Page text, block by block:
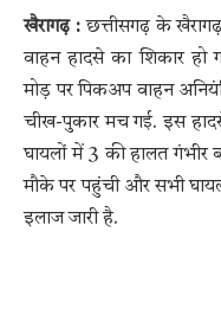
खैरागढ़ :छत्तीसगढ़ के
वाहन हादसे का शिकार हो
मोड़ पर पिकअप वाहन
चीख-पुकार मच गई. इस
घायलों में 3 की हालत गंभीर
मौके पर पहुंची और सभी
इलाज जारी है.